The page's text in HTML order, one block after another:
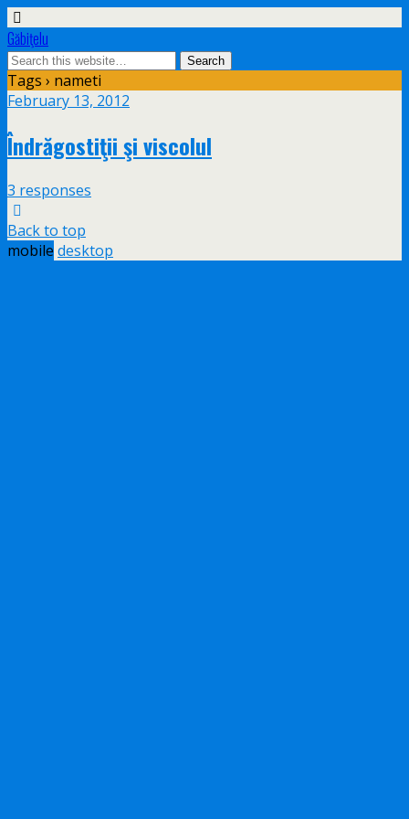
Găbiţelu
Tags › nameti
February 13, 2012
Îndrăgostiţii şi viscolul
3 responses
Back to top
mobile desktop